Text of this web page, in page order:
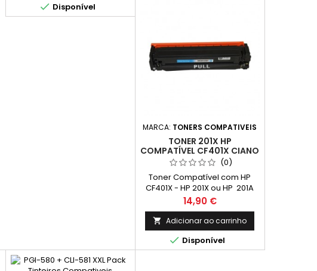
 Disponível
factores.)
MARCA: TONERS COMPATIVEIS
TONER 201X HP
COMPATÍVEL CF401X CIANO
(0)
Toner Compatível com HP
CF401X - HP 201X ou HP 201A
(Alta Capacidade) Cor: Ciano
Rendimento Médio: 2,300
Páginas*
Preço
14,90 €
 Adicionar ao carrinho
 Disponível